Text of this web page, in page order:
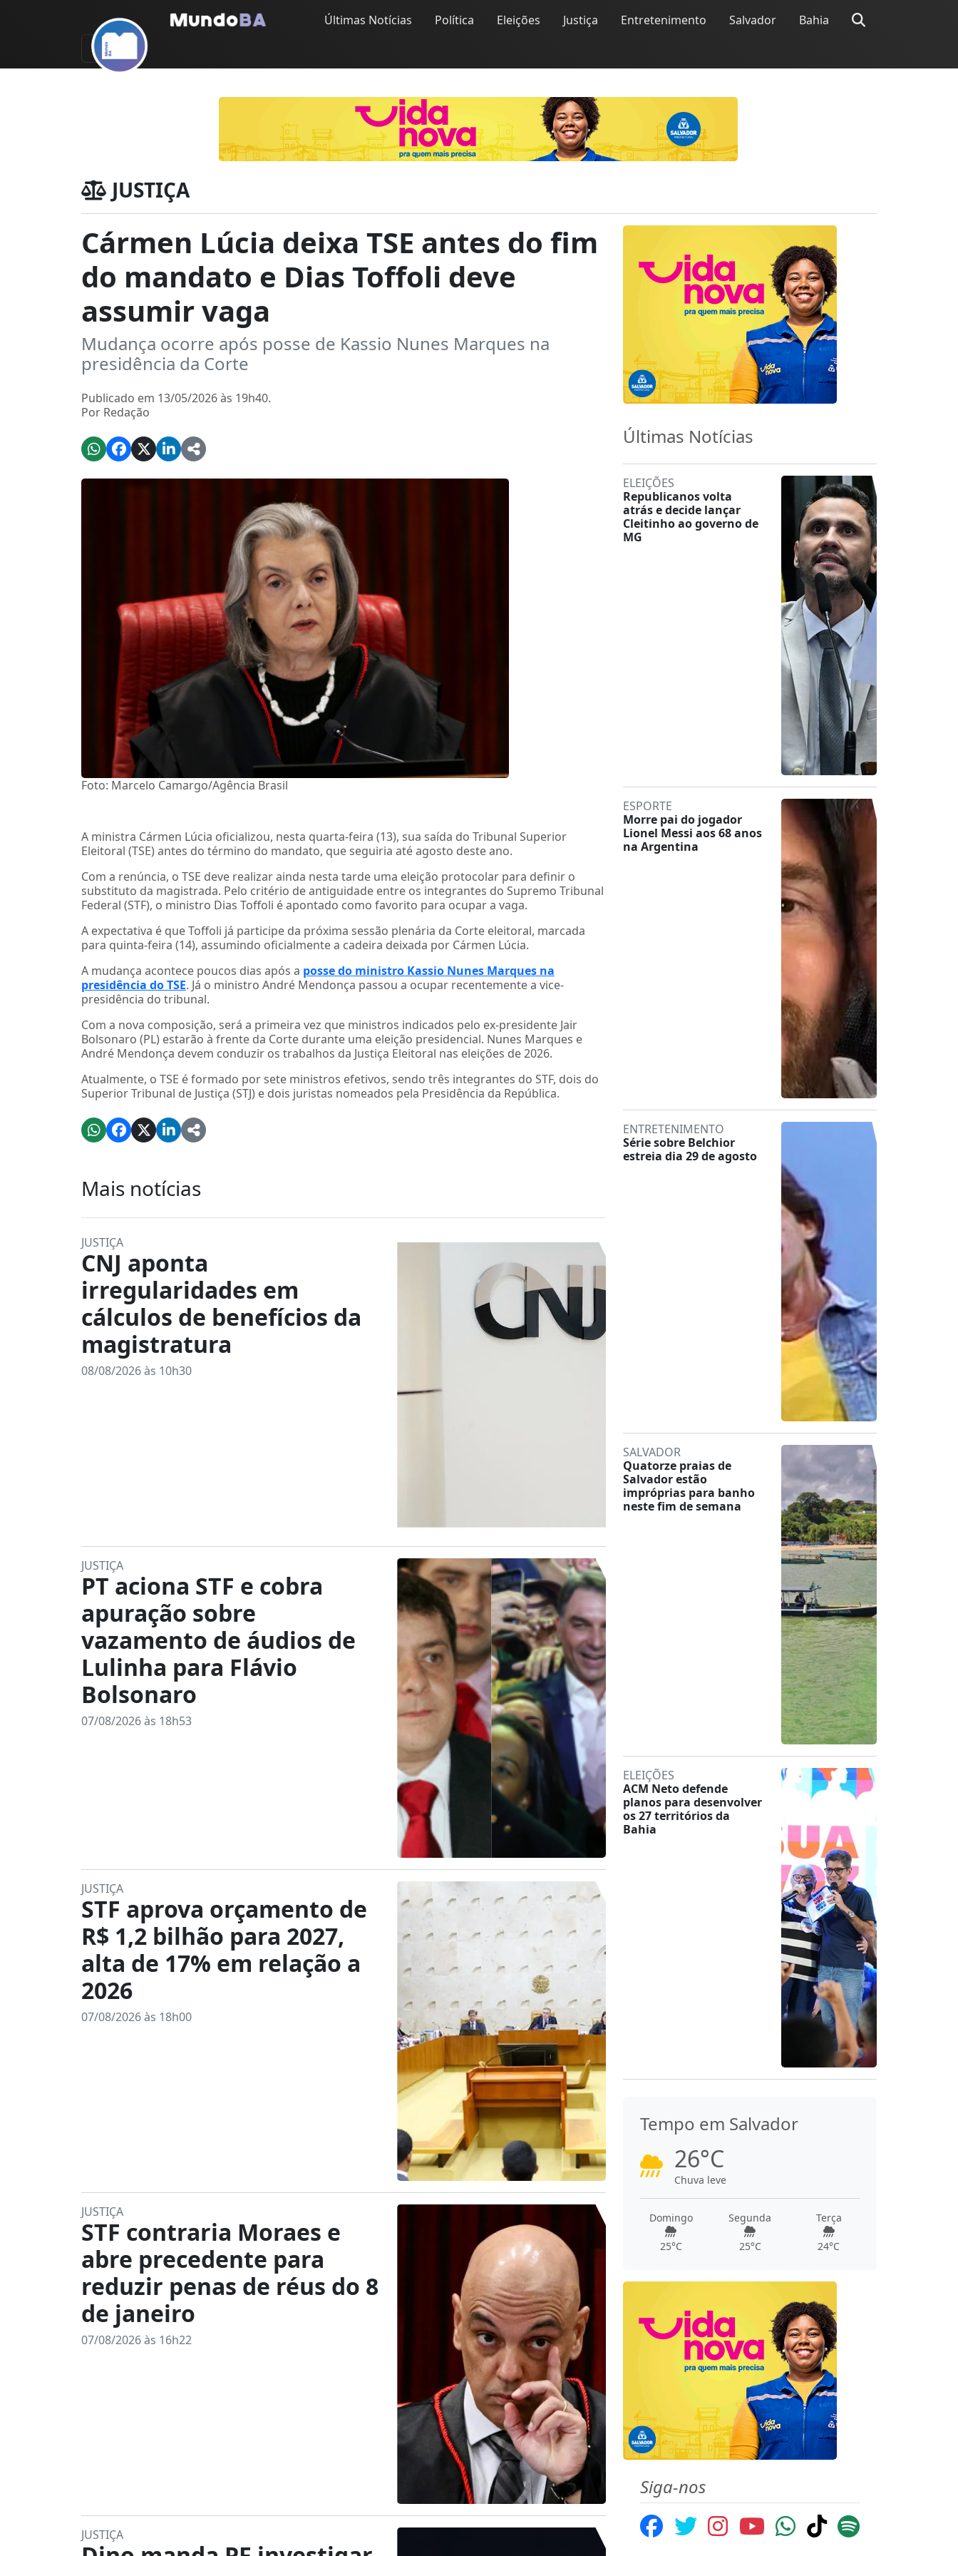
Últimas Notícias Política Eleições Justiça Entretenimento Salvador Bahia
JUSTIÇA
Cármen Lúcia deixa TSE antes do fim
do mandato e Dias Toffoli deve
assumir vaga
Mudança ocorre após posse de Kassio Nunes Marques na
presidência da Corte
Publicado em 13/05/2026 às 19h40.
Por Redação
Foto: Marcelo Camargo/Agência Brasil
A ministra Cármen Lúcia oficializou, nesta quarta-feira (13), sua saída do Tribunal Superior
Eleitoral (TSE) antes do término do mandato, que seguiria até agosto deste ano.
Com a renúncia, o TSE deve realizar ainda nesta tarde uma eleição protocolar para definir o
substituto da magistrada. Pelo critério de antiguidade entre os integrantes do Supremo Tribunal
Federal (STF), o ministro Dias Toffoli é apontado como favorito para ocupar a vaga.
A expectativa é que Toffoli já participe da próxima sessão plenária da Corte eleitoral, marcada
para quinta-feira (14), assumindo oficialmente a cadeira deixada por Cármen Lúcia.
A mudança acontece poucos dias após a posse do ministro Kassio Nunes Marques na
presidência do TSE. Já o ministro André Mendonça passou a ocupar recentemente a vice-
presidência do tribunal.
Com a nova composição, será a primeira vez que ministros indicados pelo ex-presidente Jair
Bolsonaro (PL) estarão à frente da Corte durante uma eleição presidencial. Nunes Marques e
André Mendonça devem conduzir os trabalhos da Justiça Eleitoral nas eleições de 2026.
Atualmente, o TSE é formado por sete ministros efetivos, sendo três integrantes do STF, dois do
Superior Tribunal de Justiça (STJ) e dois juristas nomeados pela Presidência da República.
Mais notícias
JUSTIÇA
CNJ aponta
irregularidades em
cálculos de benefícios da
magistratura
08/08/2026 às 10h30
JUSTIÇA
PT aciona STF e cobra
apuração sobre
vazamento de áudios de
Lulinha para Flávio
Bolsonaro
07/08/2026 às 18h53
JUSTIÇA
STF aprova orçamento de
R$ 1,2 bilhão para 2027,
alta de 17% em relação a
2026
07/08/2026 às 18h00
JUSTIÇA
STF contraria Moraes e
abre precedente para
reduzir penas de réus do 8
de janeiro
07/08/2026 às 16h22
JUSTIÇA
Últimas Notícias
ELEIÇÕES
Republicanos volta
atrás e decide lançar
Cleitinho ao governo de
MG
ESPORTE
Morre pai do jogador
Lionel Messi aos 68 anos
na Argentina
ENTRETENIMENTO
Série sobre Belchior
estreia dia 29 de agosto
SALVADOR
Quatorze praias de
Salvador estão
impróprias para banho
neste fim de semana
ELEIÇÕES
ACM Neto defende
planos para desenvolver
os 27 territórios da
Bahia
Tempo em Salvador
26°C
Chuva leve
Domingo
25°C
Segunda
25°C
Terça
24°C
Siga-nos